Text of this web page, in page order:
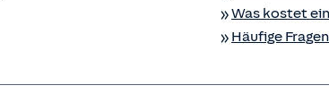
Was kostet
Häufige